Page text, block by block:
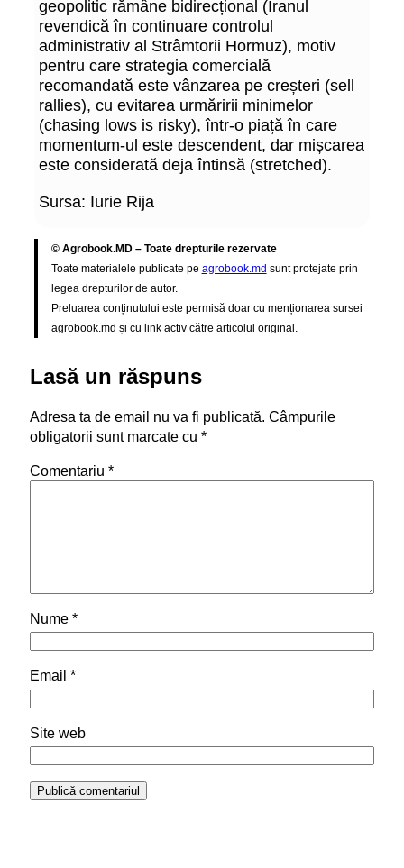
geopolitic rămâne bidirecțional (Iranul
revendică în continuare controlul
administrativ al Strâmtorii Hormuz), motiv
pentru care strategia comercială
recomandată este vânzarea pe creșteri (sell
rallies), cu evitarea urmăririi minimelor
(chasing lows is risky), într-o piață în care
momentum-ul este descendent, dar mișcarea
este considerată deja întinsă (stretched).
Sursa: Iurie Rija
© Agrobook.MD – Toate drepturile rezervate
Toate materialele publicate pe agrobook.md sunt protejate prin
legea drepturilor de autor.
Preluarea conținutului este permisă doar cu menționarea sursei
agrobook.md și cu link activ către articolul original.
Lasă un răspuns
Adresa ta de email nu va fi publicată. Câmpurile
obligatorii sunt marcate cu *
Comentariu *
Nume *
Email *
Site web